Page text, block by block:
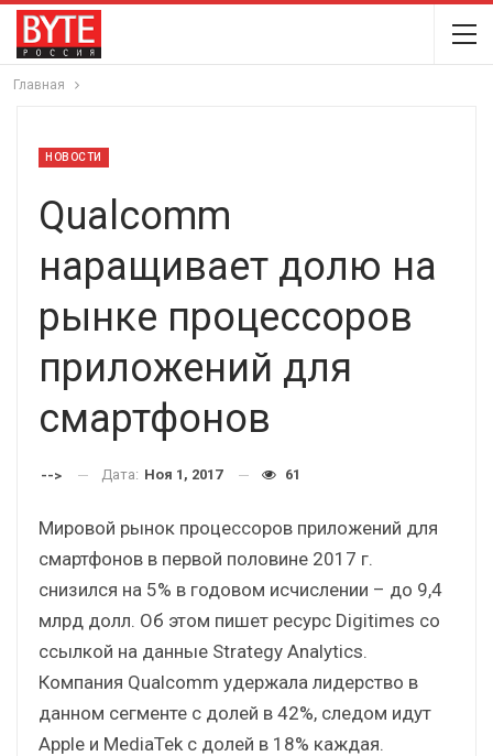
Главная
НОВОСТИ
Qualcomm
наращивает долю на
рынке процессоров
приложений для
смартфонов
--> Дата: Ноя 1, 2017 61
Мировой рынок процессоров приложений для
смартфонов в первой половине 2017 г.
снизился на 5% в годовом исчислении – до 9,4
млрд долл. Об этом пишет ресурс Digitimes со
ссылкой на данные Strategy Analytics.
Компания Qualcomm удержала лидерство в
данном сегменте с долей в 42%, следом идут
Apple и MediaTek с долей в 18% каждая.